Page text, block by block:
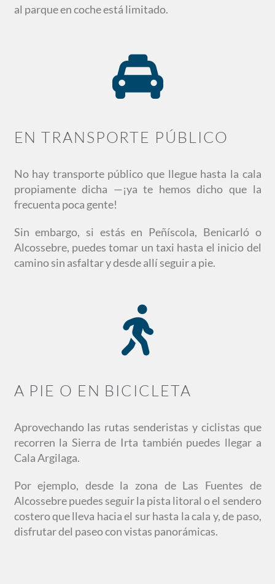
al parque en coche está limitado.
EN TRANSPORTE PÚBLICO
No hay transporte público que llegue hasta la cala
propiamente dicha —¡ya te hemos dicho que la
frecuenta poca gente!
Sin embargo, si estás en Peñíscola, Benicarló o
Alcossebre, puedes tomar un taxi hasta el inicio del
camino sin asfaltar y desde allí seguir a pie.
A PIE O EN BICICLETA
Aprovechando las rutas senderistas y ciclistas que
recorren la Sierra de Irta también puedes llegar a
Cala Argilaga.
Por ejemplo, desde la zona de Las Fuentes de
Alcossebre puedes seguir la pista litoral o el sendero
costero que lleva hacia el sur hasta la cala y, de paso,
disfrutar del paseo con vistas panorámicas.